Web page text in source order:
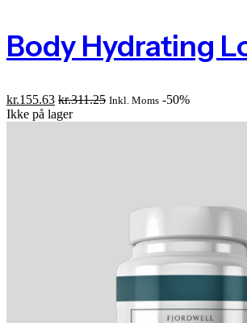
Body Hydrating
kr.155.63 kr.311.25 Inkl. Moms -50%
Ikke på lager